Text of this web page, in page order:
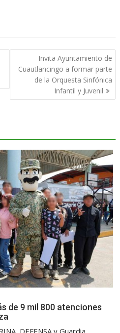
Invita Ayuntamiento de
Cuautlancingo a formar parte
de la Orquesta Sinfónica
Infantil y Juvenil
de 9 mil 800 atenciones